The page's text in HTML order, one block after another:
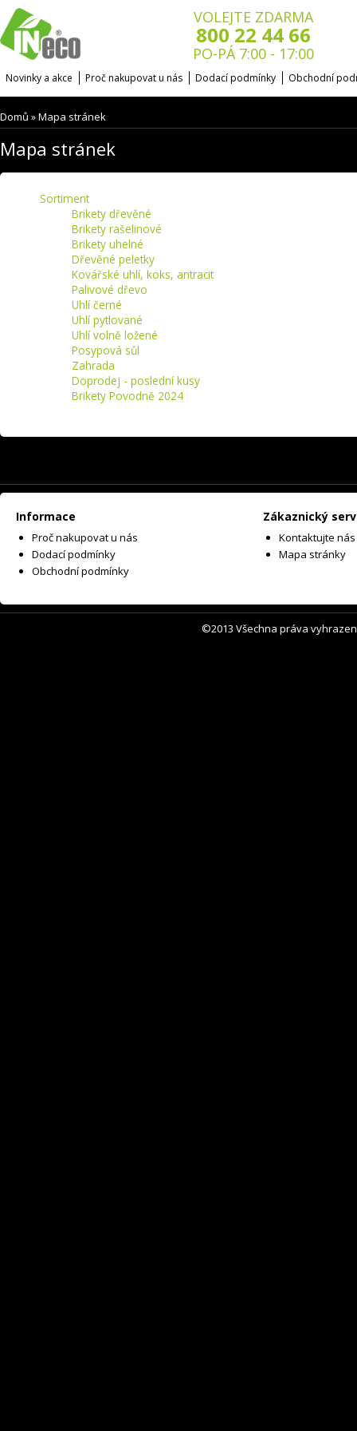
VOLEJTE ZDARMA
800 22 44 66
PO-PÁ 7:00 - 17:00
Novinky a akce Proč nakupovat u nás Dodací podmínky Obchodní
Domů »Mapa stránek
Mapa stránek
Sortiment
Brikety dřevěné
Brikety rašelinové
Brikety uhelné
Dřevěné peletky
Kovářské uhlí, koks, antracit
Palivové dřevo
Uhlí černé
Uhlí pytlované
Uhlí volně ložené
Posypová sůl
Zahrada
Doprodej - poslední kusy
Brikety Povodně 2024
Informace
Proč nakupovat u nás
Dodací podmínky
Obchodní podmínky
Zákaznický
Kontaktujte nás
Mapa stránky
©2013 Všechna práva